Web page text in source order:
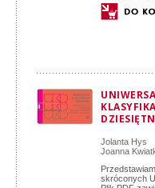
Jolanta Hys
Joanna
skróconych